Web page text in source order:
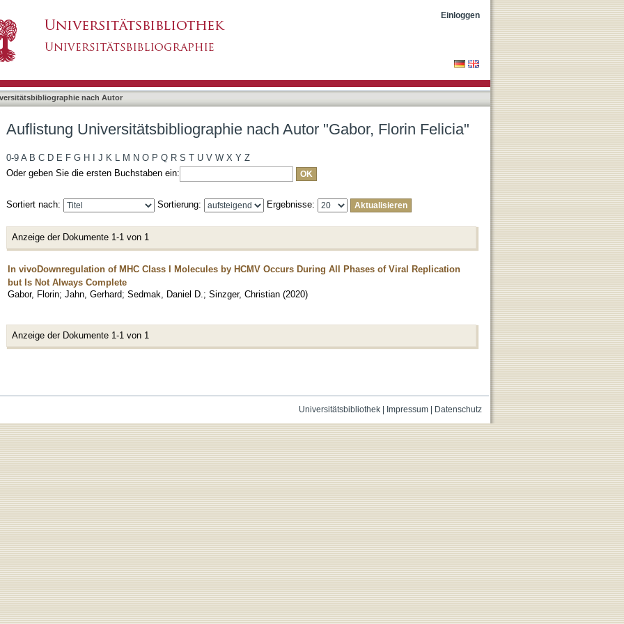
Einloggen
nach Autor
Auflistung Universitätsbibliographie nach Autor "Gabor, Florin Felicia"
0-9 A B C D E F G H J K L M N O P Q R S T U V W X Y Z
Oder geben Sie die ersten Buchstaben ein:
Sortiert nach: Sortierung: Ergebnisse:
Anzeige der Dokumente 1-1 von 1
In vivoDownregulation of MHC Class I Molecules by HCMV Occurs During All Phases of Viral Replication
but Is Not Always Complete
Gabor, Florin; Jahn, Gerhard; Sedmak, Daniel D. ; Sinzger, Christian (2020)
Anzeige der Dokumente 1-1 von 1
Universitätsbibliothek| Impressum| Datenschutz